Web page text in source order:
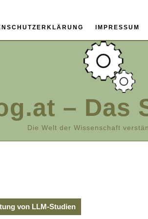
IMPRESSUM
– Das
Die Welt der Wissenschaft
von LLM-Studien